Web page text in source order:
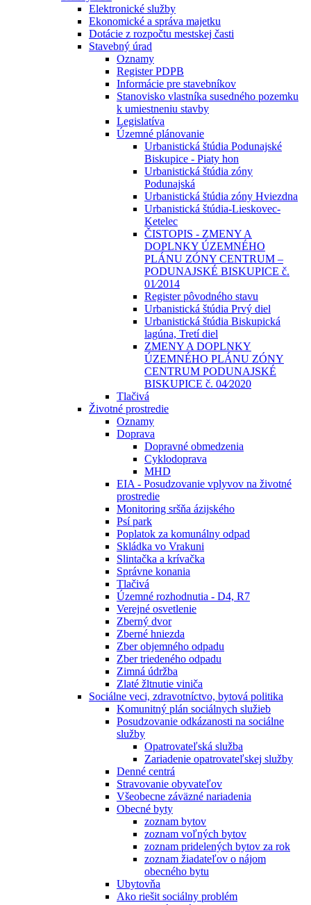
Elektronické služby
Ekonomické a správa majetku
Dotácie z rozpočtu mestskej časti
Stavebný úrad
Oznamy
Register PDPB
Informácie pre stavebníkov
Stanovisko vlastníka susedného pozemku
k umiestneniu stavby
Legislatíva
Územné plánovanie
Urbanistická štúdia Podunajské
Biskupice - Piaty hon
Urbanistická štúdia zóny
Podunajská
Urbanistická štúdia zóny Hviezdna
Urbanistická štúdia-Lieskovec-
Ketelec
ČISTOPIS - ZMENY A
DOPLNKY ÚZEMNÉHO
PLÁNU ZÓNY CENTRUM –
PODUNAJSKÉ BISKUPICE č.
01⁄2014
Register pôvodného stavu
Urbanistická štúdia Prvý diel
Urbanistická štúdia Biskupická
lagúna, Tretí diel
ZMENY A DOPLNKY
ÚZEMNÉHO PLÁNU ZÓNY
CENTRUM PODUNAJSKÉ
BISKUPICE č. 04⁄2020
Tlačivá
Životné prostredie
Oznamy
Doprava
Dopravné obmedzenia
Cyklodoprava
MHD
EIA - Posudzovanie vplyvov na životné
prostredie
Monitoring sršňa ázijského
Psí park
Poplatok za komunálny odpad
Skládka vo Vrakuni
Slintačka a krívačka
Správne konania
Tlačivá
Územné rozhodnutia - D4, R7
Verejné osvetlenie
Zberný dvor
Zberné hniezda
Zber objemného odpadu
Zber triedeného odpadu
Zimná údržba
Zlaté žltnutie viniča
Sociálne veci, zdravotníctvo, bytová politika
Komunitný plán sociálnych služieb
Posudzovanie odkázanosti na sociálne
služby
Opatrovateľská služba
Zariadenie opatrovateľskej služby
Denné centrá
Stravovanie obyvateľov
Všeobecne záväzné nariadenia
Obecné byty
zoznam bytov
zoznam voľných bytov
zoznam pridelených bytov za rok
zoznam žiadateľov o nájom
obecného bytu
Ubytovňa
Ako riešit sociálny problém